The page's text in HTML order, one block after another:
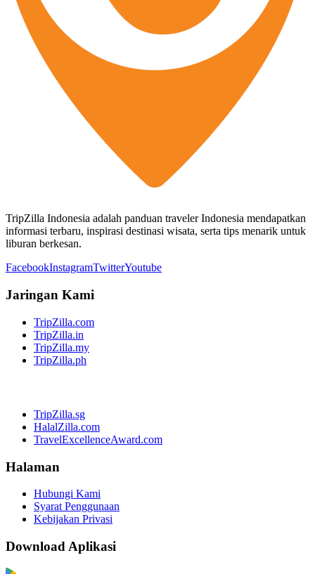
TripZilla Indonesia adalah panduan traveler Indonesia mendapatkan
informasi terbaru, inspirasi destinasi wisata, serta tips menarik untuk
liburan berkesan.
FacebookInstagramTwitterYoutube
Jaringan Kami
TripZilla.com
TripZilla.in
TripZilla.my
TripZilla.ph
TripZilla.sg
HalalZilla.com
TravelExcellenceAward.com
Halaman
Hubungi Kami
Syarat Penggunaan
Kebijakan Privasi
Download Aplikasi